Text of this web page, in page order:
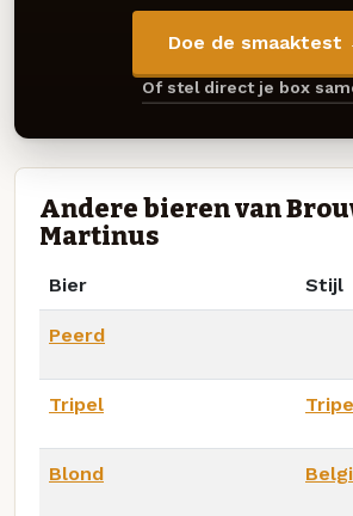
Doe de smaaktest
Of stel direct je box
Andere bieren van
Martinus
Bier Stijl
Peerd
Tripel
Blond